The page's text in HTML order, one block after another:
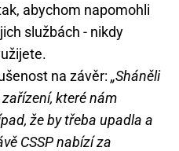
abychom napomohli
službách - nikdy
na závěr: „Sháněli
které nám
že by třeba upadla a
CSSP nabízí za